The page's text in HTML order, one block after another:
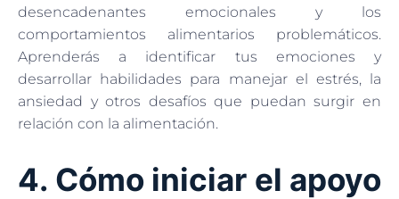
desencadenantes emocionales y los
comportamientos alimentarios problemáticos.
Aprenderás a identificar tus emociones y
desarrollar habilidades para manejar el estrés, la
ansiedad y otros desafíos que puedan surgir en
relación con la alimentación.
4. Cómo iniciar el apoyo